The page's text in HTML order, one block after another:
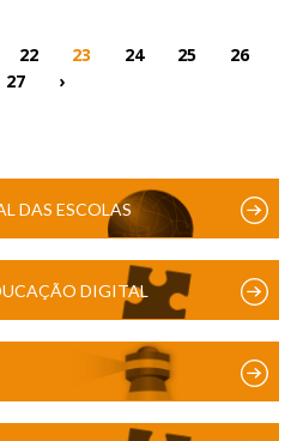
22 23 24 25
26
27
›
DAS ESCOLAS
DIGITAL